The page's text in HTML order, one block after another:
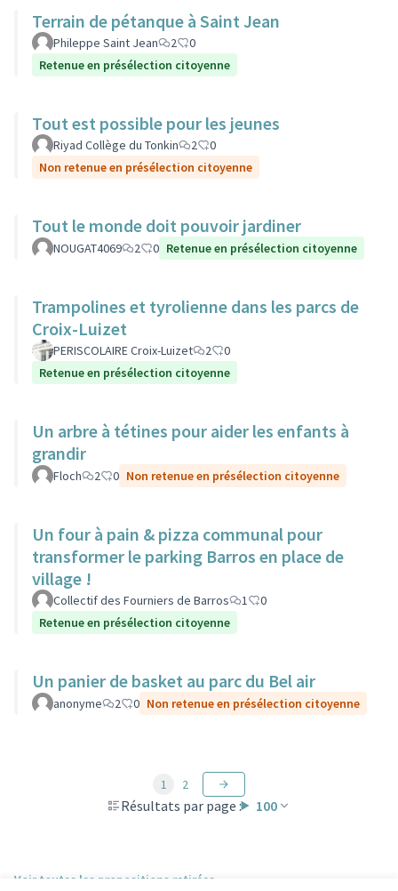
Terrain de pétanque à Saint Jean
Phileppe Saint Jean 2
0
Retenue en présélection citoyenne
Tout est possible pour les jeunes
Riyad Collège du Tonkin 2
0
Non retenue en présélection citoyenne
Tout le monde doit pouvoir jardiner
NOUGAT4069 2 0 Retenue en présélection citoyenne
Trampolines et tyrolienne dans les parcs de
Croix-Luizet
PERISCOLAIRE Croix-Luizet 2
0
Retenue en présélection citoyenne
Un arbre à tétines pour aider les enfants à
grandir
Floch 2 0 Non retenue en présélection citoyenne
Un four à pain & pizza communal pour
transformer le parking Barros en place de
village !
Collectif des Fourniers de Barros 1
0
Retenue en présélection citoyenne
Un panier de basket au parc du Bel air
anonyme 2 0 Non retenue en présélection citoyenne
Résultats par page : 100
1 2
Voir toutes les propositions retirées